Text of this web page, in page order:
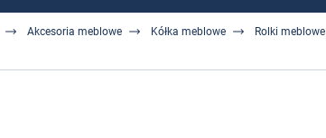
Akcesoria meblowe Kółka meblowe Rolki meblowe